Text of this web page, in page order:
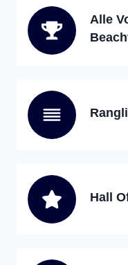
Alle
Hall